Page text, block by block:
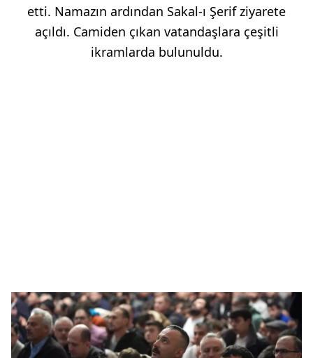
etti. Namazın ardından Sakal-ı Şerif ziyarete
açıldı. Camiden çıkan vatandaşlara çeşitli
ikramlarda bulunuldu.